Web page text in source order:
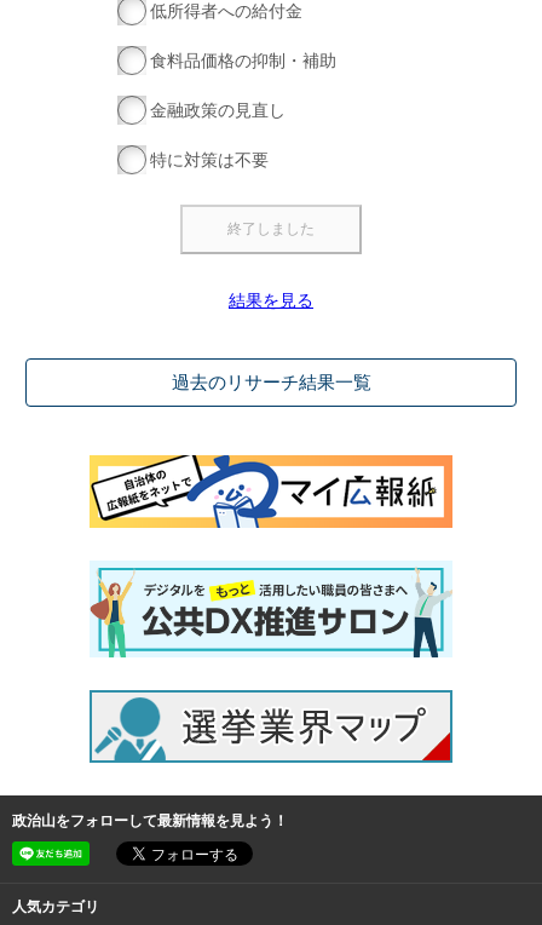
低所得者への給付金
食料品価格の抑制・補助
金融政策の見直し
特に対策は不要
結果を見る
過去のリサーチ結果一覧
政治山をフォローして最新情報を見よう！
人気カテゴリ